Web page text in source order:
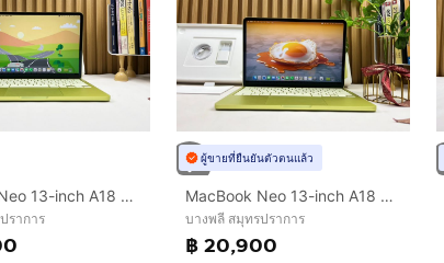
MacBook Neo 13-inch A18 Pro 2026 Ram8GB SSD256GB Citrus Apple Care 21 March 2027
ราการ
ผู้ขายที่ยืนยันตัวตนแล้ว
MacBook Neo 13-inch A18 Pro 2026 Ram8GB SSD256GB Citrus Apple Care 21 March 2027
บางพลี สมุทรปราการ
฿ 20,900